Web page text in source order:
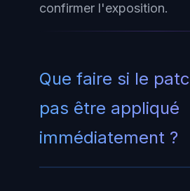
confirmer l'exposition.
Que faire si le
pas être appliqué
immédiatement ?